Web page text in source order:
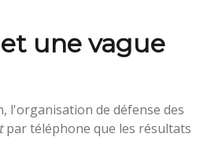
une vague
l'organisation de défense des
par téléphone que les résultats